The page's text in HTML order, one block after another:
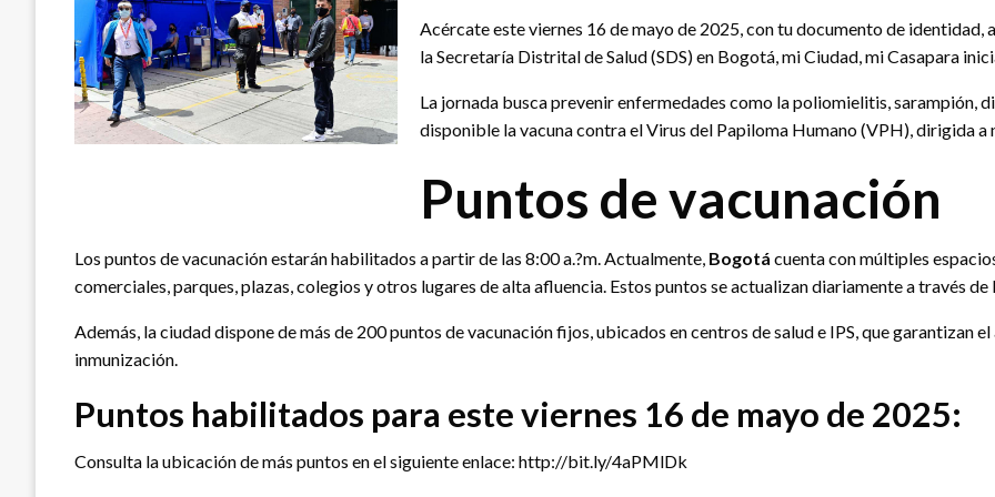
Acércate este viernes 16 de mayo de 2025, con tu documento de
la Secretaría Distrital de Salud (SDS) en Bogotá, mi Ciudad, mi Casapara
La jornada busca prevenir enfermedades como la poliomielitis, sarampión,
disponible la vacuna contra el Virus del Papiloma Humano (VPH), dirigida a
Puntos de vacunación
Los puntos de vacunación estarán habilitados a partir de las 8:00 a.?m. Actualmente, Bogotá cuenta con múltiples
comerciales, parques, plazas, colegios y otros lugares de alta afluencia. Estos puntos se actualizan diariamente a través
Además, la ciudad dispone de más de 200 puntos de vacunación fijos, ubicados en centros de salud e IPS, que garantizan
inmunización.
Puntos habilitados para este viernes 16 de mayo de 2025:
Consulta la ubicación de más puntos en el siguiente enlace: http://bit.ly/4aPMlDk